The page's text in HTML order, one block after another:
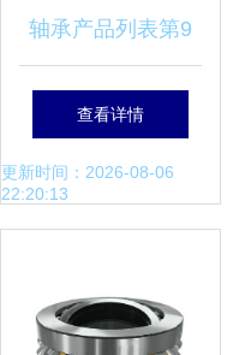
轴承产品列表第9
页 精选机械零部件
制造指南
查看详情
更新时间：2026-08-06
22:20:13